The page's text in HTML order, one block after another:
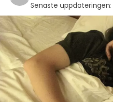
Senaste uppdateringen: